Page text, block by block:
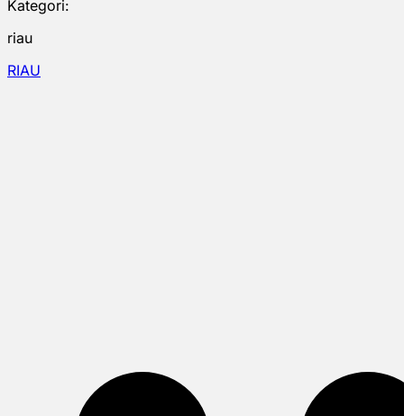
Kategori:
riau
RIAU